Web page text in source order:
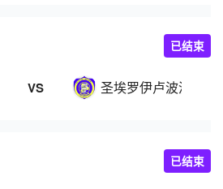
VS 圣埃罗伊卢波波
已结束
已结束